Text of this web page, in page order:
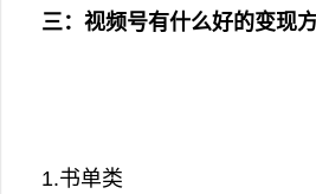
三：视频号有什么好的变现方
1.书单类